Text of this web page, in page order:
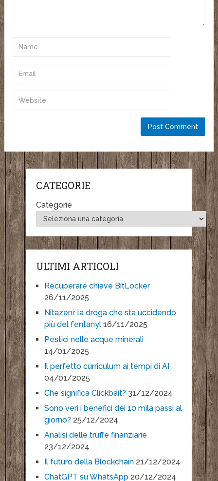
CATEGORIE
Categorie
ULTIMI ARTICOLI
Recuperare chiave BitLocker
26/11/2025
Nitazeni: la droga che sta uccidendo
più del fentanyl 16/11/2025
Pestici nelle acque minerali
14/01/2025
Il perfetto curriculum ai tempi di AI
04/01/2025
Che significa Clickbait? 31/12/2024
Sono veri i benefici dei 10 mila passi al
giorno? 25/12/2024
Analisi delle truffe finanziarie
23/12/2024
Il futuro della Blockchain 21/12/2024
ChatGPT su WhatsApp 20/12/2024